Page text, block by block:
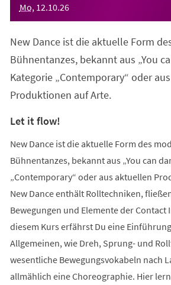
Mo, 12.10.26
New Dance ist die aktuelle Form
Bühnentanzes, bekannt aus „You
Kategorie „Contemporary“ oder
Produktionen auf Arte.
Let it flow!
New Dance ist die aktuelle Form des
Bühnentanzes, bekannt aus „You can
„Contemporary“ oder aus aktuellen
New Dance enthält Rolltechniken,
Bewegungen und Elemente der Contact
diesem Kurs erfährst Du eine
Allgemeinen, wie Dreh, Sprung- und
wesentliche Bewegungsvokabeln nach
allmählich eine Choreographie. Hier